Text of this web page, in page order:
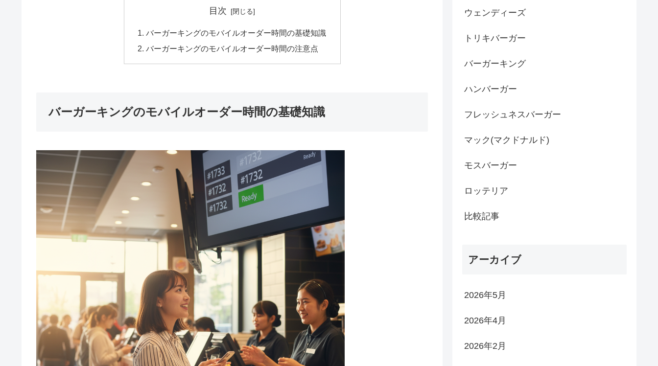
目次
バーガーキングのモバイルオーダー時間の基礎知識
バーガーキングのモバイルオーダー時間の注意点
バーガーキングのモバイルオーダー時間の基礎知識
ウェンディーズ
トリキバーガー
バーガーキング
ハンバーガー
フレッシュネスバーガー
マック(マクドナルド)
モスバーガー
ロッテリア
比較記事
アーカイブ
2026年5月
2026年4月
2026年2月